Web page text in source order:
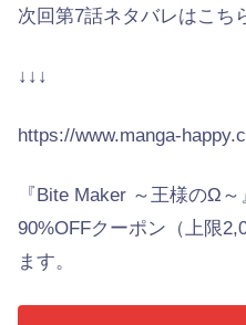
次回第7話ネタバレはこち
↓↓↓
https://www.manga-
『Bite Maker ～王様のΩ～
90%OFFクーポン（上限
ます。